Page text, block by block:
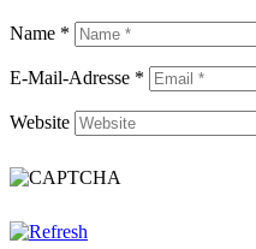
Name *
E-Mail-Adresse *
Website